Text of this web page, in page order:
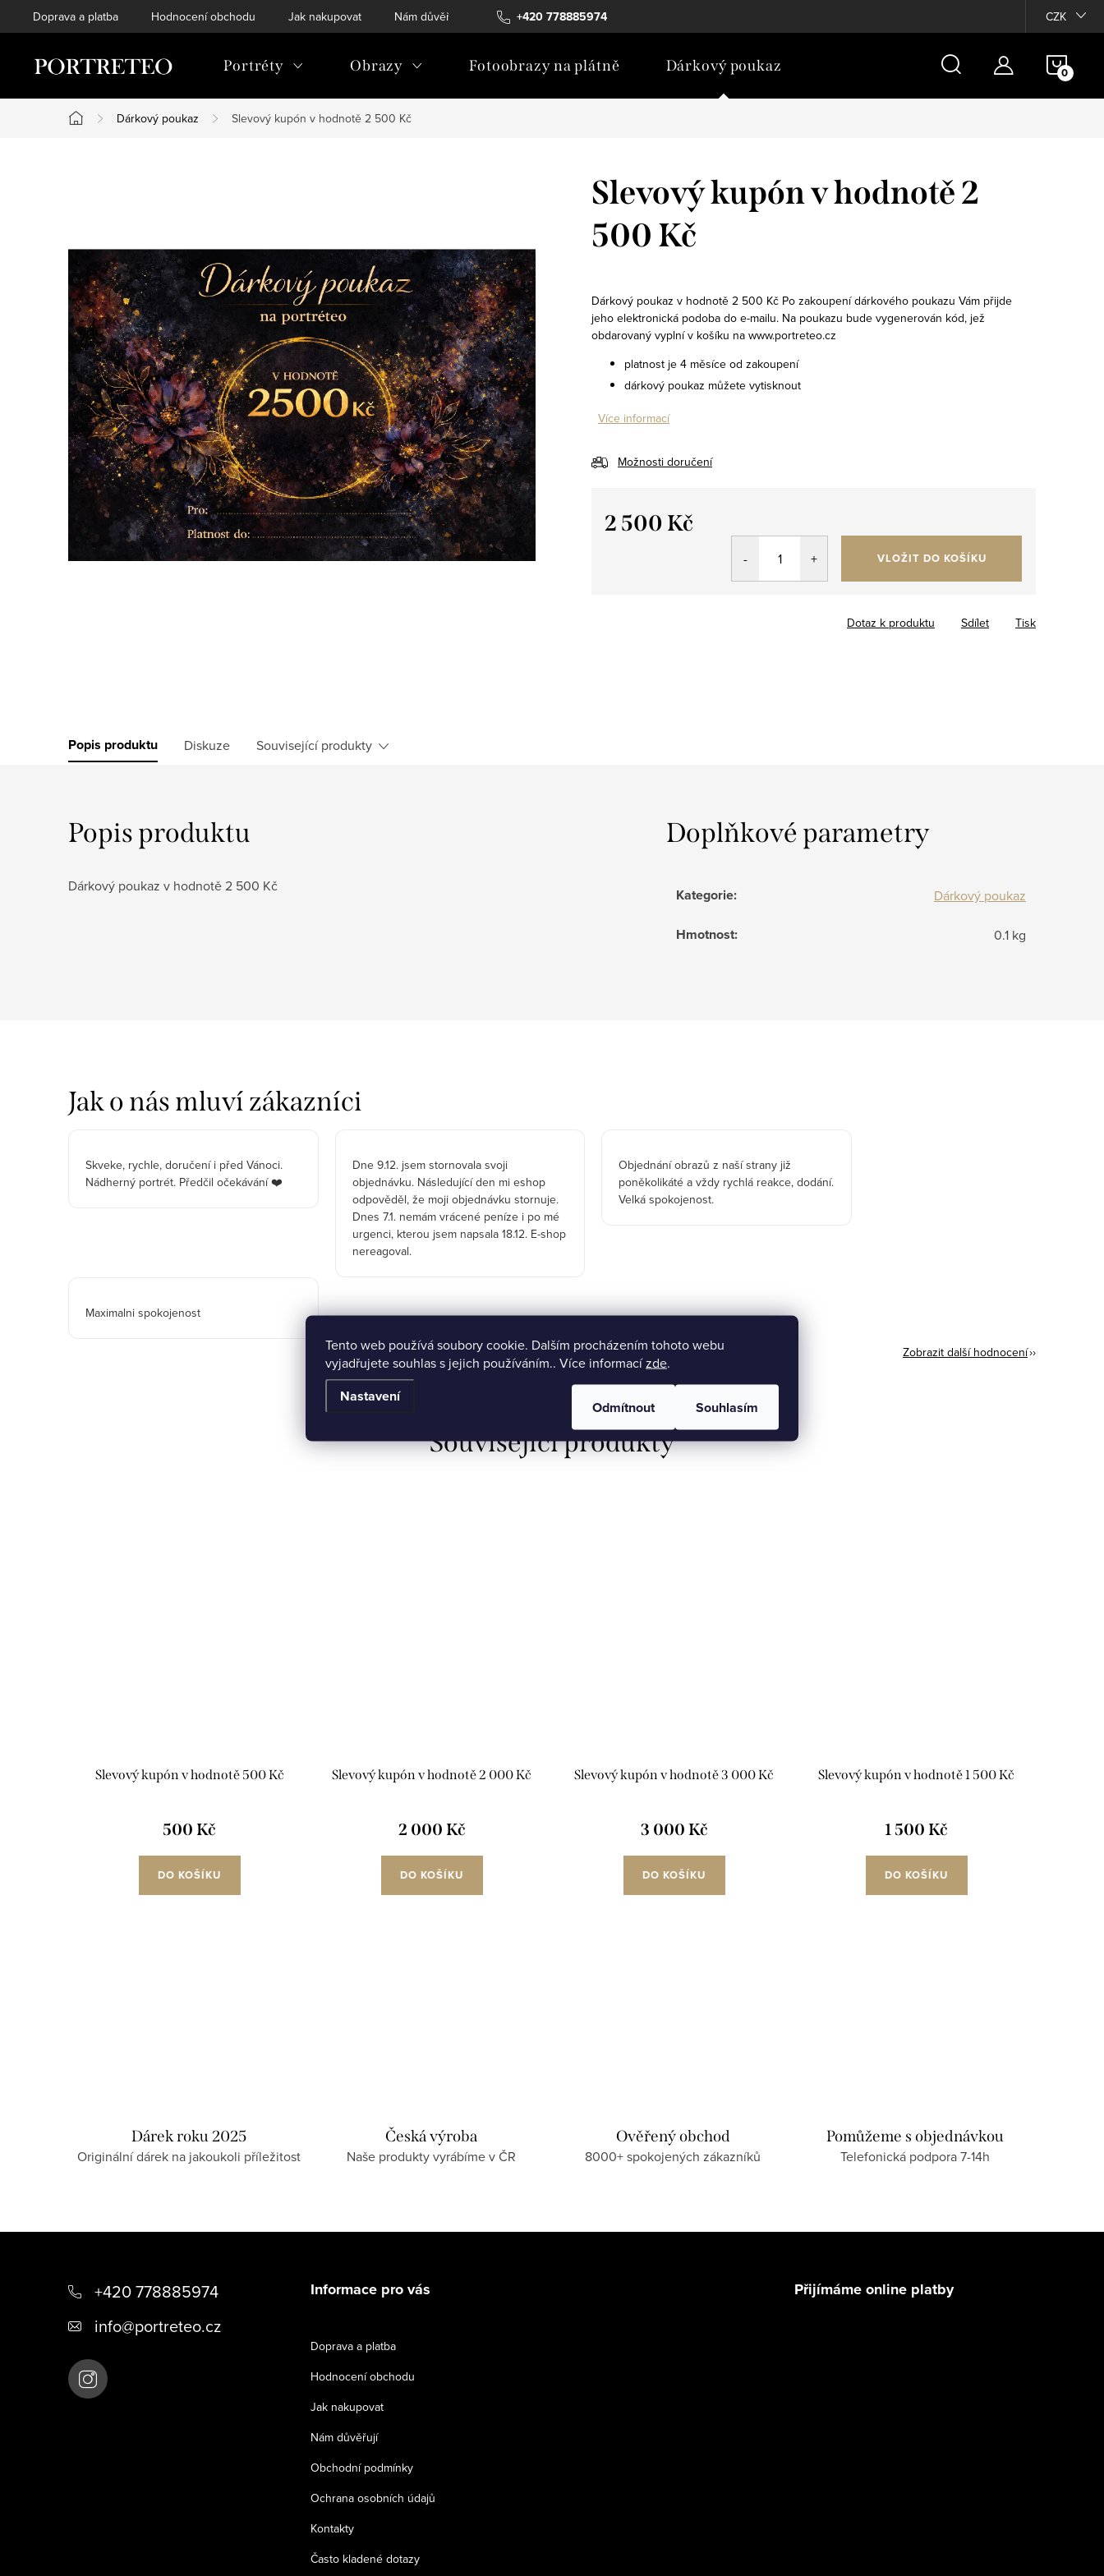
Tento web používá soubory cookie. Dalším procházením tohoto webu
vyjadřujete souhlas s jejich používáním.. Více informacízde.
Nastavení
Odmítnout Souhlasím
na
+420 778885974
Doprava a platba Hodnocení obchodu Jak nakupovat Nám důvěřují Obchodní podmínky CZK
Portréty Obrazy Fotoobrazy na plátně Dárkový poukaz
Domů
Dárkový poukaz Slevový kupón v hodnotě 2 500 Kč
Slevový kupón v hodnotě 2
500 Kč
Dárkový poukaz v hodnotě 2 500 Kč Po zakoupení dárkového poukazu Vám přijde
jeho elektronická podoba do e-mailu. Na poukazu bude vygenerován kód, jež
obdarovaný vyplní v košíku na www.portreteo.cz
platnost je 4 měsíce od zakoupení
dárkový poukaz můžete vytisknout
Více informací
Možnosti doručení
2 500 Kč
VLOŽIT DO KOŠÍKU
Tisk
Dotaz k produktu Sdílet
Popis produktu Diskuze Související produkty
Popis produktu
Dárkový poukaz v hodnotě 2 500 Kč
Doplňkové parametry
Kategorie: Dárkový poukaz
Hmotnost: 0.1 kg
Skveke, rychle, doručení i před Vánoci.
Nádherný portrét. Předčil očekávání ❤️
Dne 9.12. jsem stornovala svoji
objednávku. Následující den mi eshop
odpověděl, že moji objednávku stornuje.
Dnes 7.1. nemám vrácené peníze i po mé
urgenci, kterou jsem napsala 18.12. E-shop
nereagoval.
Objednání obrazů z naší strany již
poněkolikáté a vždy rychlá reakce, dodání.
Velká spokojenost.
Maximalni spokojenost
Zobrazit další hodnocení
Související produkty
Slevový kupón v hodnotě 500 Kč
500 Kč
DO KOŠÍKU
Slevový kupón v hodnotě 2 000 Kč
2 000 Kč
DO KOŠÍKU
Slevový kupón v hodnotě 3 000 Kč
3 000 Kč
DO KOŠÍKU
Slevový kupón v hodnotě 1 500 Kč
1 500 Kč
DO KOŠÍKU
Dárek roku 2025
Originální dárek na jakoukoli příležitost
Česká výroba
Naše produkty vyrábíme v ČR
Ověřený obchod
8000+ spokojených zákazníků
Pomůžeme s objednávkou
Telefonická podpora 7-14h
+420 778885974
info@portreteo.cz
Informace pro vás
Doprava a platba
Hodnocení obchodu
Jak nakupovat
Nám důvěřují
Obchodní podmínky
Ochrana osobních údajů
Kontakty
Často kladené dotazy
Přijímáme online platby